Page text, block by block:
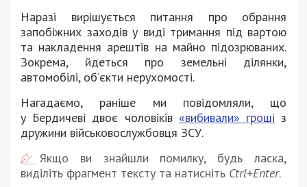
Наразі вирішується питання про обрання
запобіжних заходів у виді тримання під вартою
та накладення арештів на майно підозрюваних.
Зокрема, йдеться про земельні ділянки,
автомобілі, об’єкти нерухомості.
Нагадаємо, раніше ми повідомляли, що
у Бердичеві двоє чоловіків «вибивали» гроші з
дружини військовослужбовця ЗСУ.
Якщо ви знайшли помилку, будь ласка,
виділіть фрагмент тексту та натисніть Ctrl+Enter.